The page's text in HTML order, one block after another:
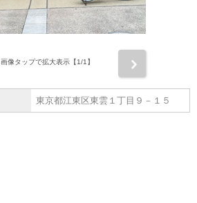
画像タップで拡大表示【1/1】
東京都江東区東雲１丁目９－１５